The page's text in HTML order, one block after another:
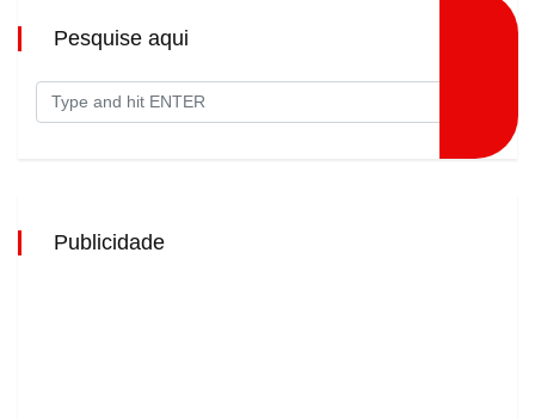
Pesquise aqui
Publicidade